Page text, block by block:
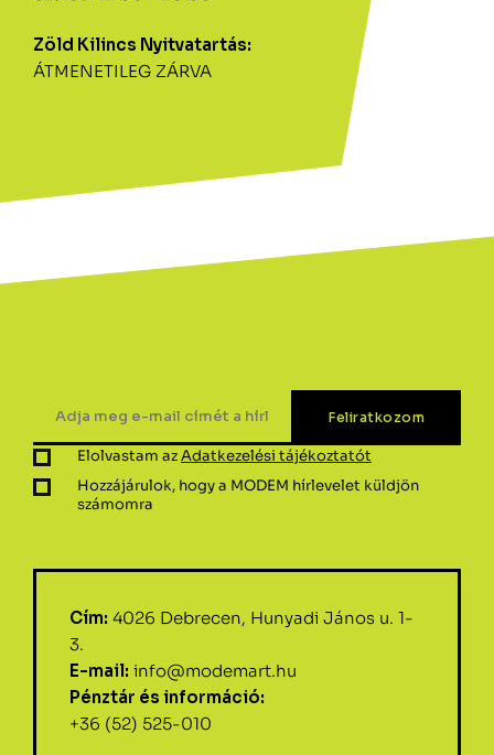
Zöld Kilincs Nyitvatartás:
ÁTMENETILEG ZÁRVA
Elolvastam azAdatkezelési tájékoztatót
Hozzájárulok, hogy a MODEM hírlevelet küldjön
számomra
Cím: 4026 Debrecen, Hunyadi János u. 1-
3.
E-mail: info@modemart.hu
Pénztár és információ:
+36 (52) 525-010